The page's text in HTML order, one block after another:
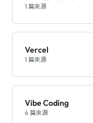
1 篇來源
Vercel
1 篇來源
Vibe Coding
6 篇來源